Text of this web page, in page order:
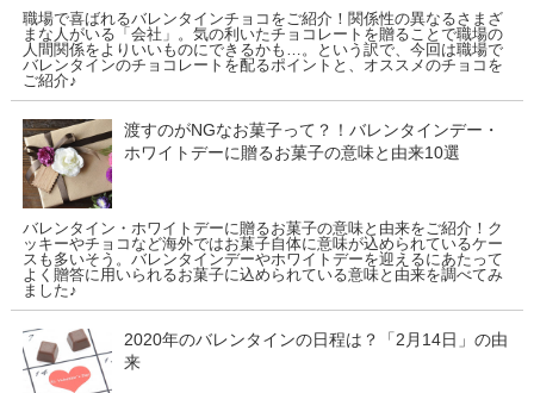
職場で喜ばれるバレンタインチョコをご紹介！関係性の異なるさまざ
まな人がいる「会社」。気の利いたチョコレートを贈ることで職場の
人間関係をよりいいものにできるかも…。という訳で、今回は職場で
バレンタインのチョコレートを配るポイントと、オススメのチョコを
ご紹介♪
渡すのがNGなお菓子って？！バレンタインデー・
ホワイトデーに贈るお菓子の意味と由来10選
バレンタイン・ホワイトデーに贈るお菓子の意味と由来をご紹介！ク
ッキーやチョコなど海外ではお菓子自体に意味が込められているケー
スも多いそう。バレンタインデーやホワイトデーを迎えるにあたって
よく贈答に用いられるお菓子に込められている意味と由来を調べてみ
ました♪
2020年のバレンタインの日程は？「2月14日」の由
来